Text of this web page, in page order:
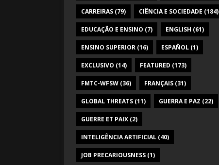
CARREIRAS (79) CIÊNCIA E SOCIEDADE (184)
EDUCAÇÃO E ENSINO (7) ENGLISH (61)
ENSINO SUPERIOR (16) ESPAÑOL (1)
EXCLUSIVO (14) FEATURED (173)
FMTC-WFSW (36) FRANÇAIS (31)
GLOBAL THREATS (11) GUERRA E PAZ (22)
GUERRE ET PAIX (2)
INTELIGÊNCIA ARTIFICIAL (40)
JOB PRECARIOUSNESS (1)